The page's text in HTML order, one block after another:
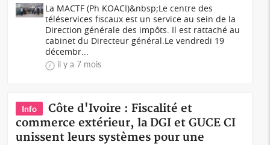
La MACTF (Ph KOACI)&nbsp;Le centre des
téléservices fiscaux est un service au sein de la
Direction générale des impôts. Il est rattaché au
cabinet du Directeur général.Le vendredi 19
décembr...
il y a 7 mois
Info
Côte d'Ivoire : Fiscalité et
commerce extérieur, la DGI et GUCE CI
unissent leurs systèmes pour une